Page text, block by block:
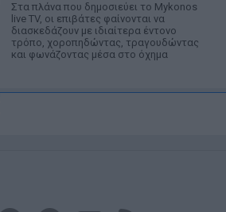
Στα πλάνα που δημοσιεύει το Mykonos
live TV, οι επιβάτες φαίνονται να
διασκεδάζουν με ιδιαίτερα έντονο
τρόπο, χοροπηδώντας, τραγουδώντας
και φωνάζοντας μέσα στο όχημα